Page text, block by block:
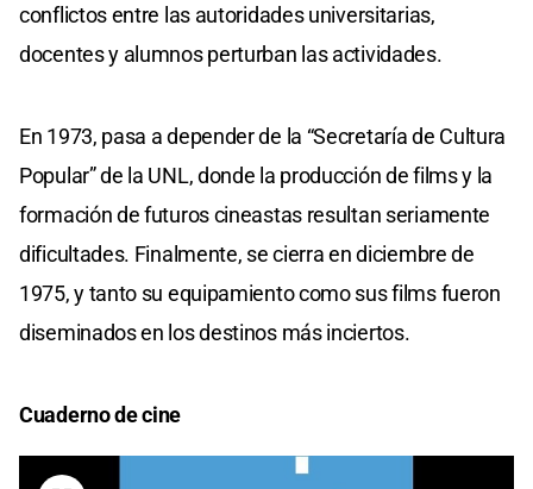
conflictos entre las autoridades universitarias,
docentes y alumnos perturban las actividades.
En 1973, pasa a depender de la “Secretaría de Cultura
Popular” de la UNL, donde la producción de films y la
formación de futuros cineastas resultan seriamente
dificultades. Finalmente, se cierra en diciembre de
1975, y tanto su equipamiento como sus films fueron
diseminados en los destinos más inciertos.
Cuaderno de cine